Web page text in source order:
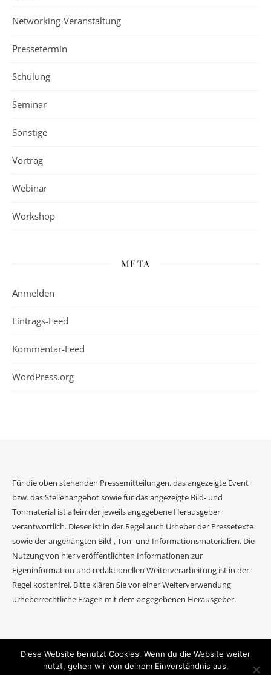
Networking-Veranstaltung
Pressetermin
Schulung
Seminar
Sonstige
Vortrag
Webinar
Workshop
META
Anmelden
Eintrags-Feed
Kommentar-Feed
WordPress.org
Für die oben stehenden Pressemitteilungen, das angezeigte Event
bzw. das Stellenangebot sowie für das angezeigte Bild- und
Tonmaterial ist allein der jeweils angegebene Herausgeber
verantwortlich. Dieser ist in der Regel auch Urheber der Pressetexte
sowie der angehängten Bild-, Ton- und Informationsmaterialien. Die
Nutzung von hier veröffentlichten Informationen zur
Eigeninformation und redaktionellen Weiterverarbeitung ist in der
Regel kostenfrei. Bitte klären Sie vor einer Weiterverwendung
urheberrechtliche Fragen mit dem angegebenen Herausgeber.
2026 Event Journal ©.
Diese Website benutzt Cookies. Wenn du die Website weiter
nutzt, gehen wir von deinem Einverständnis aus.